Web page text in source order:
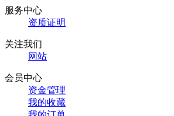
服务中心
资质证明
关注我们
网站
会员中心
资金管理
我的收藏